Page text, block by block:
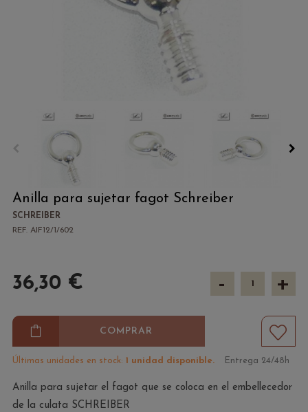
Anilla para sujetar fagot Schreiber
SCHREIBER
REF. AIF12/1/602
36,30 € - +
COMPRAR
Últimas unidades en stock: 1 unidad disponible. Entrega 24/48h
Anilla para sujetar el fagot que se coloca en el embellecedor
de la culata SCHREIBER